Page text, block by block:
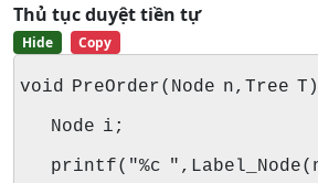
Thủ tục duyệt tiền tự
Hide Copy
void PreOrder(Node n,Tree
Node i;
printf("%c